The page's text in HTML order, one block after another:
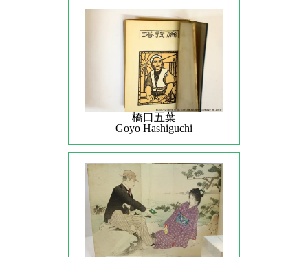
橋口五葉
Goyo Hashiguchi